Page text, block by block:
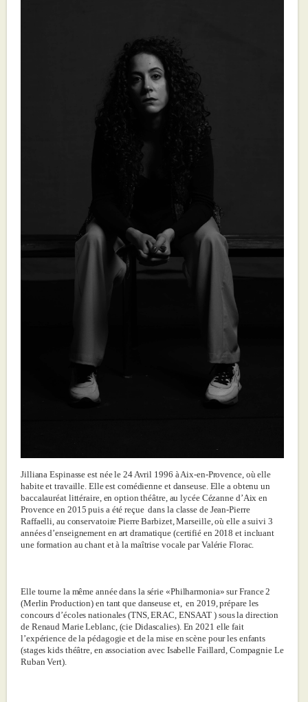
Jilliana Espinasse est née le 24 Avril 1996 à Aix-en-Provence, où elle
habite et travaille. Elle est comédienne et danseuse. Elle a obtenu un
baccalauréat littéraire, en option théâtre, au lycée Cézanne d’Aix en
Provence en 2015 puis a été reçue dans la classe de Jean-Pierre
Raffaelli, au conservatoire Pierre Barbizet, Marseille, où elle a suivi 3
années d’enseignement en art dramatique (certifié en 2018 et incluant
une formation au chant et à la maîtrise vocale par Valérie Florac.
Elle tourne la même année dans la série «Philharmonia» sur France 2
(Merlin Production) en tant que danseuse et, en 2019, prépare les
concours d’écoles nationales (TNS, ERAC, ENSAAT ) sous la direction
de Renaud Marie Leblanc, (cie Didascalies). En 2021 elle fait
l’expérience de la pédagogie et de la mise en scène pour les enfants
(stages kids théâtre, en association avec Isabelle Faillard, Compagnie Le
Ruban Vert).